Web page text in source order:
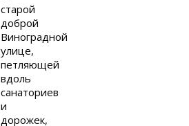
старой
доброй
Виноградной
улице,
петляющей
вдоль
санаториев
и
дорожек,